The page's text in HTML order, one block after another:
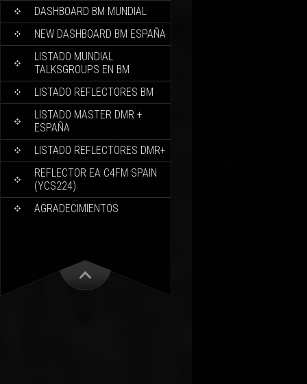
DASHBOARD BM MUNDIAL
NEW DASHBOARD BM ESPAÑA
LISTADO MUNDIAL
TALKSGROUPS EN BM
LISTADO REFLECTORES BM
LISTADO MASTER DMR +
ESPAÑA
LISTADO REFLECTORES DMR+
REFLECTOR EA C4FM SPAIN
(YCS224)
AGRADECIMIENTOS